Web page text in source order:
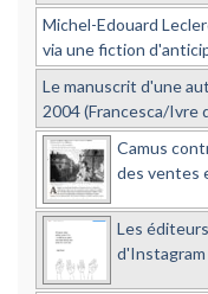
Michel-Edouard
via une fiction
Le manuscrit d'une
2004 (Francesca/Ivre
Camus
des ventes
Les